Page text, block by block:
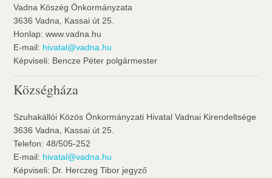
Vadna Köszég Önkormányzata
3636 Vadna, Kassai út 25.
Honlap: www.vadna.hu
E-mail: hivatal@vadna.hu
Képviseli: Bencze Péter polgármester
Községháza
Szuhakállói Közös Önkormányzati Hivatal Vadnai Kirendeltsége
3636 Vadna, Kassai út 25.
Telefon: 48/505-252
E-mail: hivatal@vadna.hu
Képviseli: Dr. Herczeg Tibor jegyző